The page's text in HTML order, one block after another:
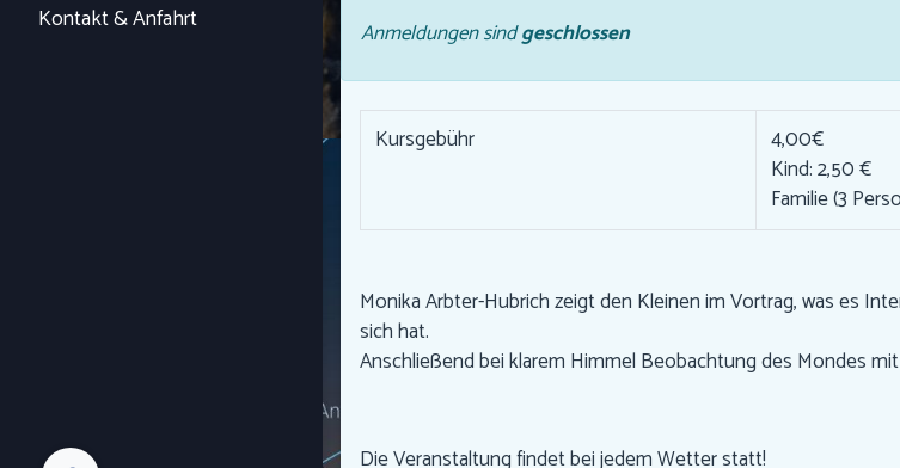
Kontakt & Anfahrt
Anmeldungen sindgeschlossen
Kursgebühr
4,00€
Kind: 2,50 €
Familie (3
Monika Arbter-Hubrich zeigt den Kleinen im Vortrag, was es
sich hat.
Anschließend bei klarem Himmel Beobachtung des Mondes
Die Veranstaltung findet bei jedem Wetter statt!